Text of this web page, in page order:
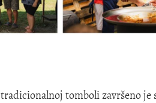
tomboli završeno je